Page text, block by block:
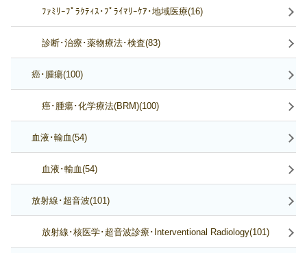
ﾌｧﾐﾘｰﾌﾟﾗｸﾃｨｽ･ﾌﾟﾗｲﾏﾘｰｹｱ･地域医療(16)
診断･治療･薬物療法･検査(83)
癌･腫瘍(100)
癌･腫瘍･化学療法(BRM)(100)
血液･輸血(54)
血液･輸血(54)
放射線･超音波(101)
放射線･核医学･超音波診療･Interventional Radiology(101)